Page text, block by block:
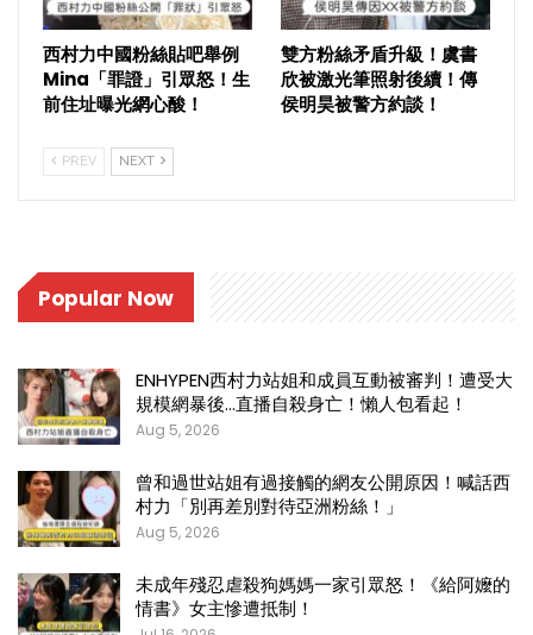
西村力中國粉絲貼吧舉例
Mina「罪證」引眾怒！生
前住址曝光網心酸！
雙方粉絲矛盾升級！虞書
欣被激光筆照射後續！傳
侯明昊被警方約談！
PREV NEXT
Popular Now
ENHYPEN西村力站姐和成員互動被審判！遭受大
規模網暴後…直播自殺身亡！懶人包看起！
Aug 5, 2026
曾和過世站姐有過接觸的網友公開原因！喊話西
村力「別再差別對待亞洲粉絲！」
Aug 5, 2026
未成年殘忍虐殺狗媽媽一家引眾怒！《給阿嬤的
情書》女主慘遭抵制！